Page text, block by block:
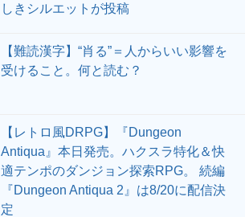
しきシルエットが投稿
【難読漢字】“肖る”＝人からいい影響を
受けること。何と読む？
【レトロ風DRPG】『Dungeon
Antiqua』本日発売。ハクスラ特化＆快
適テンポのダンジョン探索RPG。 続編
『Dungeon Antiqua 2』は8/20に配信決
定